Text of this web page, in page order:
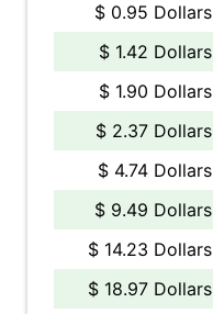
$ 0.95 Dollars
$ 1.42 Dollars
$ 1.90 Dollars
$ 2.37 Dollars
$ 4.74 Dollars
$ 9.49 Dollars
$ 14.23 Dollars
$ 18.97 Dollars